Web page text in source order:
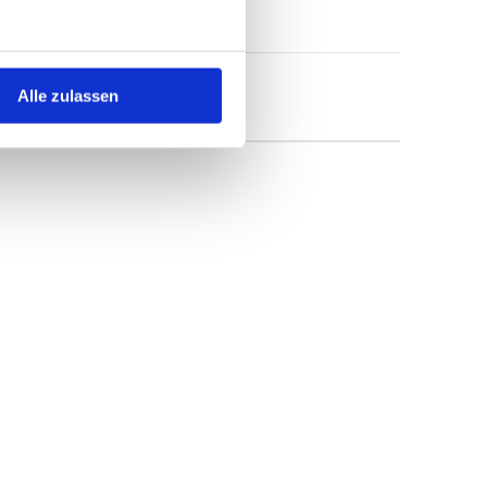
Alle zulassen